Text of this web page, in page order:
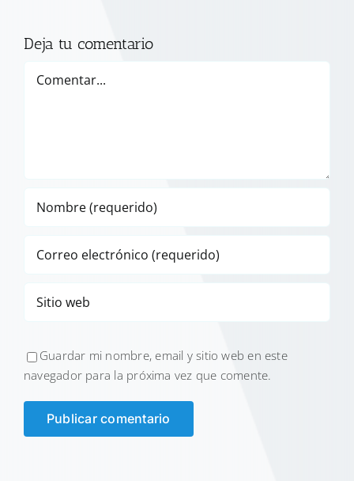
Deja tu comentario
Guardar mi nombre, email y sitio web en este
navegador para la próxima vez que comente.